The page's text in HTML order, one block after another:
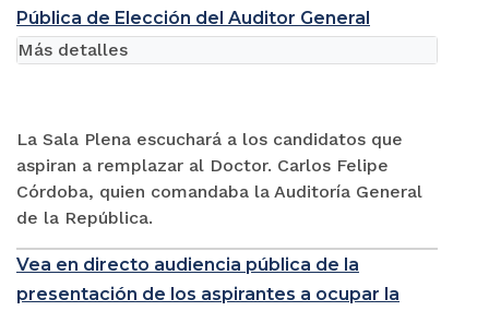
Pública de Elección del Auditor General
La Sala Plena escuchará a los candidatos que
aspiran a remplazar al Doctor. Carlos Felipe
Córdoba, quien comandaba la Auditoría General
de la República.
Más detalles
Vea en directo audiencia pública de la
presentación de los aspirantes a ocupar la